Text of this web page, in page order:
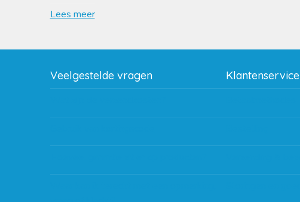
Lees meer
Veelgestelde vragen Klantenservice